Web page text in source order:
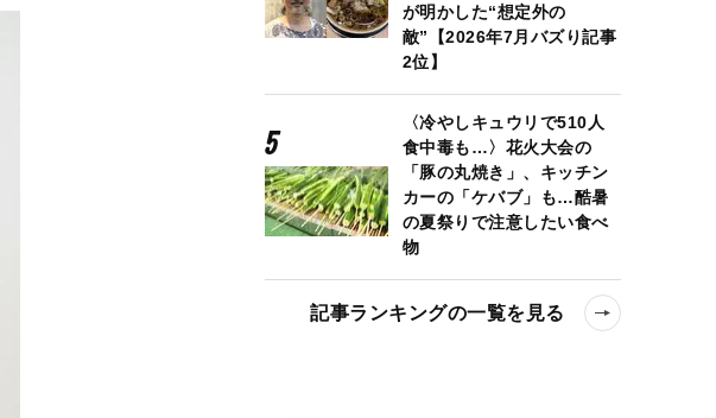
が明かした“想定外の
敵”【2026年7月バズり記事
2位】
〈冷やしキュウリで510人
食中毒も…〉花火大会の
「豚の丸焼き」、キッチン
カーの「ケバブ」も…酷暑
の夏祭りで注意したい食べ
物
記事ランキングの一覧を見る